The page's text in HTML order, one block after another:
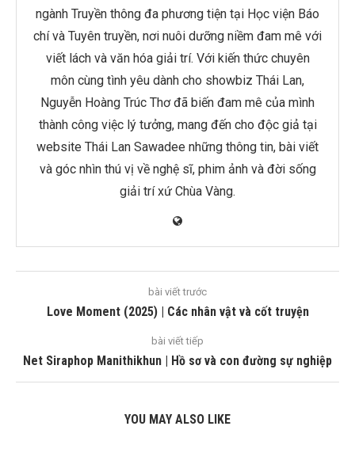
ngành Truyền thông đa phương tiện tại Học viện Báo
chí và Tuyên truyền, nơi nuôi dưỡng niềm đam mê với
viết lách và văn hóa giải trí. Với kiến thức chuyên
môn cùng tình yêu dành cho showbiz Thái Lan,
Nguyễn Hoàng Trúc Thơ đã biến đam mê của mình
thành công việc lý tưởng, mang đến cho độc giả tại
website Thái Lan Sawadee những thông tin, bài viết
và góc nhìn thú vị về nghệ sĩ, phim ảnh và đời sống
giải trí xứ Chùa Vàng.
bài viết trước
Love Moment (2025) | Các nhân vật và cốt truyện
bài viết tiếp
Net Siraphop Manithikhun | Hồ sơ và con đường sự nghiệp
YOU MAY ALSO LIKE